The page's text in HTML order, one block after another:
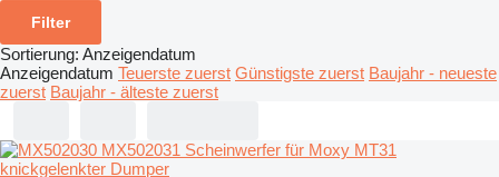
Filter
Sortierung: Anzeigendatum
Anzeigendatum Teuerste zuerst Günstigste zuerst Baujahr - neueste
zuerst Baujahr - älteste zuerst